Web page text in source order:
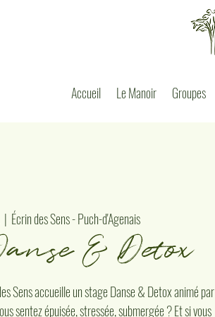
Accueil Le Manoir Groupes
  |
Écrin des Sens - Puch-d'Agenais
& Detox
Sens accueille un stage Danse & Detox animé par
sentez épuisée, stressée, submergée ? Et si vous